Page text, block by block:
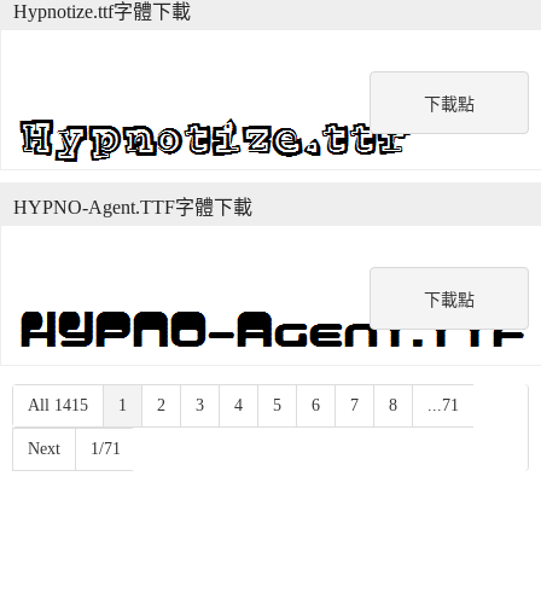
下載點
Hypnotize.ttf字體下載
下載點
HYPNO-Agent.TTF字體下載
All 1415 1 2 3 4 5 6 7 8 ...71
Next 1/71